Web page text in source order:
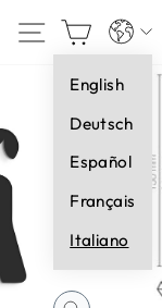
Lingua
English
Deutsch
Español
Français
Italiano
CERCA